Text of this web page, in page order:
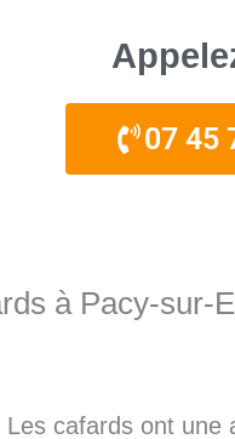
07 45
à Pacy-sur-
Les cafards ont